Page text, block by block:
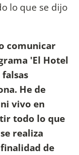
lo que se dijo
comunicar
'El Hotel
He de
vivo en
todo lo que
realiza
de